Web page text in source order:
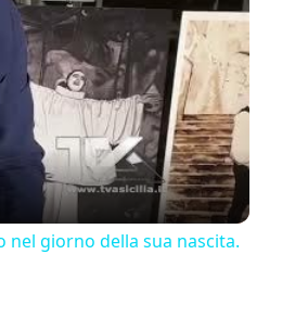
nel giorno della sua nascita.